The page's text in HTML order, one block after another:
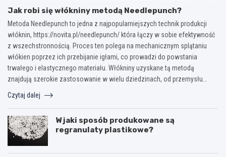
Jak robi się włókniny metodą Needlepunch?
Metoda Needlepunch to jedna z najpopularniejszych technik produkcji
włóknin, https://novita.pl/needlepunch/ która łączy w sobie efektywność
z wszechstronnością. Proces ten polega na mechanicznym splątaniu
włókien poprzez ich przebijanie igłami, co prowadzi do powstania
trwałego i elastycznego materiału. Włókniny uzyskane tą metodą
znajdują szerokie zastosowanie w wielu dziedzinach, od przemysłu…
Czytaj dalej
W jaki sposób produkowane są
regranulaty plastikowe?